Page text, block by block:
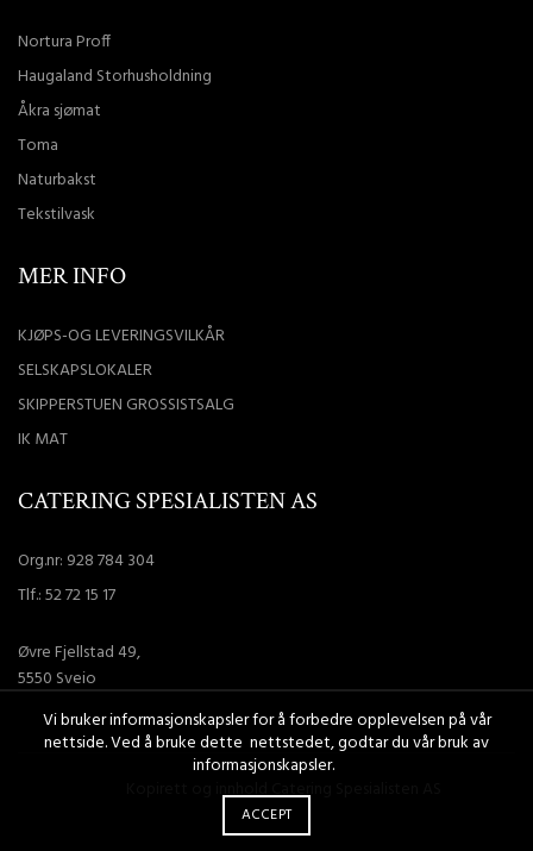
Nortura Proff
Haugaland Storhusholdning
Åkra sjømat
Toma
Naturbakst
Tekstilvask
MER INFO
KJØPS-OG LEVERINGSVILKÅR
SELSKAPSLOKALER
SKIPPERSTUEN GROSSISTSALG
IK MAT
CATERING SPESIALISTEN AS
Org.nr: 928 784 304
Tlf.:52 72 15 17
Øvre Fjellstad 49,
5550 Sveio
Kopirett og innhold Catering Spesialisten AS
checker
Vi bruker informasjonskapsler for å forbedre opplevelsen på vår
nettside. Ved å bruke dette nettstedet, godtar du vår bruk av
informasjonskapsler.
ACCEPT